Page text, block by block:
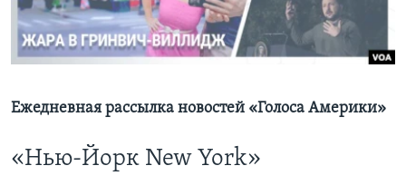
Learning English
Языки
Ежедневная рассылка новостей «Голоса Америки»
«Нью-Йорк New York»